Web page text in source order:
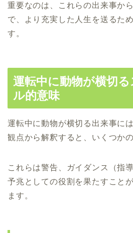
重要なのは、これらの出来事か
で、より充実した人生を送るた
す。
運転中に動物が横切
ル的意味
運転中に動物が横切る出来事に
観点から解釈すると、いくつか
これらは警告、ガイダンス（指
予兆としての役割を果たすこと
ます。